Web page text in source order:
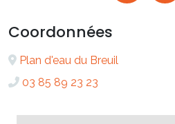
Coordonnées
Plan d'eau du Breuil
03 85 89 23 23